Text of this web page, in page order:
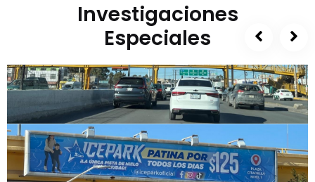
Investigaciones
Especiales